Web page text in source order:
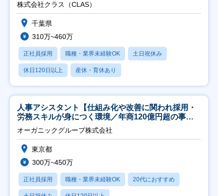
株式会社クラス（CLAS）
千葉県
310万~460万
正社員採用 職種・業界未経験OK 土日祝休み
休日120日以上 産休・育休あり
人事アシスタント【仕組み化や改善に関われ採用・
労務スキルが身につく環境／年商120億円超の事業
会社】
オーガニックグループ株式会社
東京都
300万~450万
正社員採用 職種・業界未経験OK 20代におすすめ